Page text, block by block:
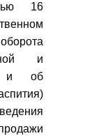
16
и
и об